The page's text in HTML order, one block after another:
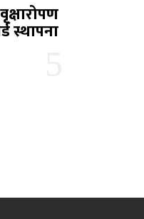
स्थापना